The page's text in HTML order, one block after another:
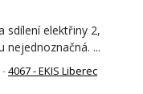
sdílení elektřiny 2,
nejednoznačná. ...
4067 - EKIS Liberec